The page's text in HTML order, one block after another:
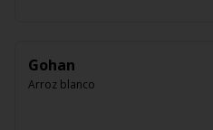
Gohan
Arroz blanco